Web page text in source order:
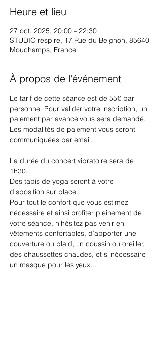
Heure et lieu
27 oct. 2025, 20:00 – 22:30
STUDIO respire, 17 Rue du Beignon, 85640
Mouchamps, France
À propos de l'événement
Le tarif de cette séance est de 55€ par
personne. Pour valider votre inscription, un
paiement par avance vous sera demandé.
Les modalités de paiement vous seront
communiquées par email.
La durée du concert vibratoire sera de
1h30.
Des tapis de yoga seront à votre
disposition sur place.
Pour tout le confort que vous estimez
nécessaire et ainsi profiter pleinement de
votre séance, n'hésitez pas venir en
vêtements confortables, d’apporter une
couverture ou plaid, un coussin ou oreiller,
des chaussettes chaudes, et si nécessaire
un masque pour les yeux...